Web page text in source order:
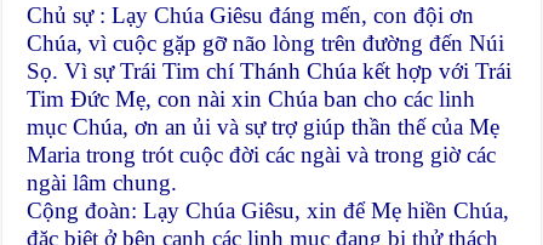
Chủ sự : Lạy Chúa Giêsu đáng mến, con đội ơn
Chúa, vì cuộc gặp gỡ não lòng trên đường đến Núi
Sọ. Vì sự Trái Tim chí Thánh Chúa kết hợp với Trái
Tim Đức Mẹ, con nài xin Chúa ban cho các linh
mục Chúa, ơn an ủi và sự trợ giúp thần thế của Mẹ
Maria trong trót cuộc đời các ngài và trong giờ các
ngài lâm chung.
Cộng đoàn: Lạy Chúa Giêsu, xin để Mẹ hiền Chúa,
đặc biệt ở bên cạnh các linh mục đang bị thử thách